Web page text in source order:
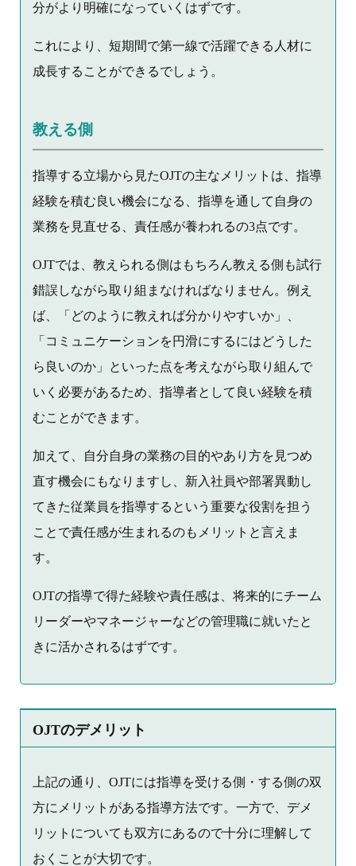
分がより明確になっていくはずです。
これにより、短期間で第一線で活躍できる人材に
成長することができるでしょう。
教える側
指導する立場から見たOJTの主なメリットは、指導
経験を積む良い機会になる、指導を通して自身の
業務を見直せる、責任感が養われるの3点です。
OJTでは、教えられる側はもちろん教える側も試行
錯誤しながら取り組まなければなりません。例え
ば、「どのように教えれば分かりやすいか」、
「コミュニケーションを円滑にするにはどうした
ら良いのか」といった点を考えながら取り組んで
いく必要があるため、指導者として良い経験を積
むことができます。
加えて、自分自身の業務の目的やあり方を見つめ
直す機会にもなりますし、新入社員や部署異動し
てきた従業員を指導するという重要な役割を担う
ことで責任感が生まれるのもメリットと言えま
す。
OJTの指導で得た経験や責任感は、将来的にチーム
リーダーやマネージャーなどの管理職に就いたと
きに活かされるはずです。
OJTのデメリット
上記の通り、OJTには指導を受ける側・する側の双
方にメリットがある指導方法です。一方で、デメ
リットについても双方にあるので十分に理解して
おくことが大切です。